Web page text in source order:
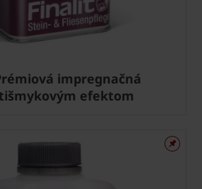
impregnačná
efektom